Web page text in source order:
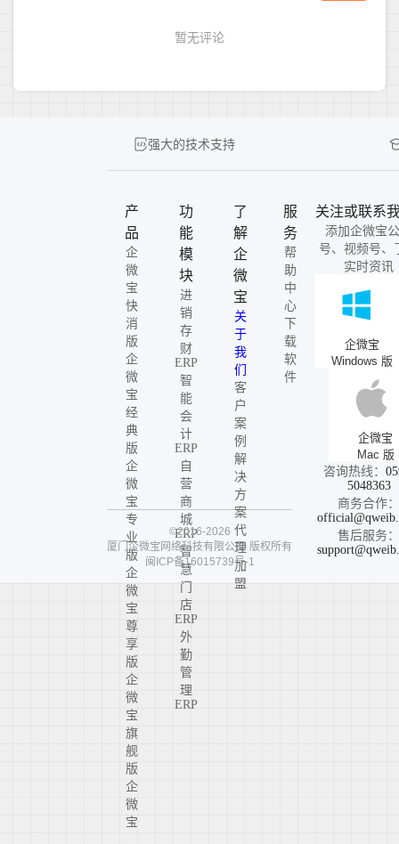
强大的技术支持
产
品
企
微
宝
快
消
版
企
微
宝
经
典
版
企
微
宝
专
业
版
企
微
宝
尊
享
版
企
微
宝
旗
舰
版
企
微
宝
功
能
模
块
进
销
存
财
ERP
智
能
会
计
ERP
自
营
商
城
ERP
智
慧
门
店
ERP
外
勤
管
理
ERP
了
解
企
微
宝
关
于
我
们
客
户
案
例
解
决
方
案
代
理
加
盟
服
务
帮
助
中
心
下
载
软
件
关注或联系
添加企微宝
号、视频号、
实时资讯
企微宝
Windows 版
企微宝
Mac 版
咨询热线：
5048363
商务合作：
售后服务：
©2016-2026
厦门企微宝网络科技有限公司 版权所有
闽ICP备16015739号-1